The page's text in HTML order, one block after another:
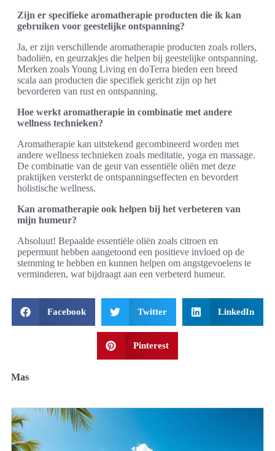
Zijn er specifieke aromatherapie producten die ik kan
gebruiken voor geestelijke ontspanning?
Ja, er zijn verschillende aromatherapie producten zoals rollers,
badoliën, en geurzakjes die helpen bij geestelijke ontspanning.
Merken zoals Young Living en doTerra bieden een breed
scala aan producten die specifiek gericht zijn op het
bevorderen van rust en ontspanning.
Hoe werkt aromatherapie in combinatie met andere
wellness technieken?
Aromatherapie kan uitstekend gecombineerd worden met
andere wellness technieken zoals meditatie, yoga en massage.
De combinatie van de geur van essentiële oliën met deze
praktijken versterkt de ontspanningseffecten en bevordert
holistische wellness.
Kan aromatherapie ook helpen bij het verbeteren van
mijn humeur?
Absoluut! Bepaalde essentiële oliën zoals citroen en
pepermunt hebben aangetoond een positieve invloed op de
stemming te hebben en kunnen helpen om angstgevoelens te
verminderen, wat bijdraagt aan een verbeterd humeur.
Facebook Twitter LinkedIn
Pinterest
Mas